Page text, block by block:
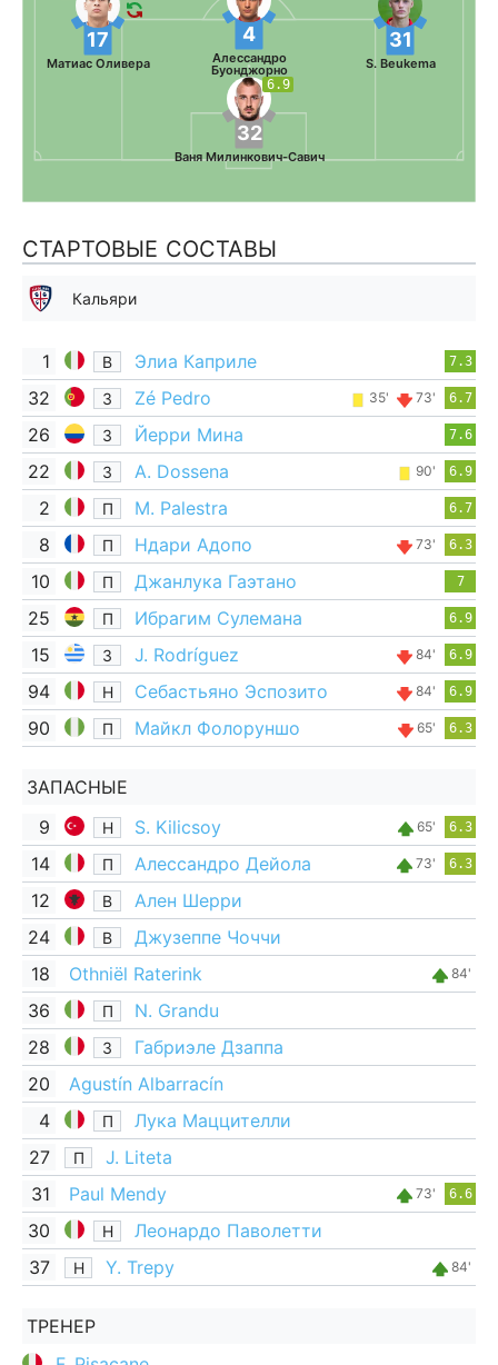
6.9
32
Ваня Милинкович-Савич
17
Матиас Оливера
4
Алессандро
Буонджорно
31
S. Beukema
СТАРТОВЫЕ СОСТАВЫ
Кальяри
1 В Элиа Каприле 7.3
32 З Zé Pedro 35' 73' 6.7
26 З Йерри Мина 7.6
22 З A. Dossena 90' 6.9
2 П M. Palestra 6.7
8 П Ндари Адопо 73' 6.3
10 П Джанлука Гаэтано 7
25 П Ибрагим Сулемана 6.9
15 З J. Rodríguez 84' 6.9
94 Н Себастьяно Эспозито 84' 6.9
90 П Майкл Фолоруншо 65' 6.3
ЗАПАСНЫЕ
9
Н S. Kilicsoy 65' 6.3
14 П Алессандро Дейола 73' 6.3
12 В
Ален Шерри
24
В
Джузеппе Чоччи
18
Othniël Raterink 84'
36 П
N. Grandu
28
З
Габриэле Дзаппа
20
Agustín Albarracín
4
П
Лука Маццителли
27
П
J. Liteta
31
Paul Mendy 73' 6.6
30 Н
Леонардо Паволетти
37
Н Y. Trepy 84'
ТРЕНЕР